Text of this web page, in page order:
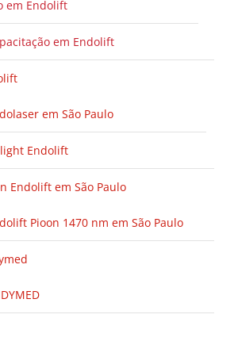
em Endolift
em Endolift
em São Paulo
Endolift
Endolift em São Paulo
Pioon 1470 nm em São Paulo